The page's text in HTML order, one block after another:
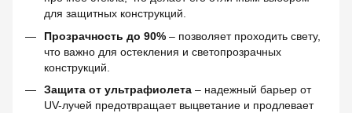
для защитных конструкций.
Прозрачность до 90% – позволяет проходить свету,
что важно для остекления и светопрозрачных
конструкций.
Защита от ультрафиолета – надежный барьер от
UV-лучей предотвращает выцветание и продлевает